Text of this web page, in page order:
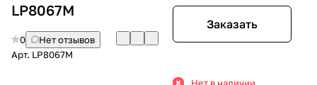
LP8067M
0
Нет отзывов
Арт. LP8067M
Заказать